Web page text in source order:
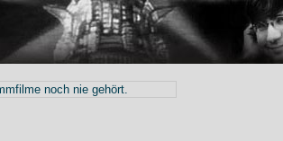
noch nie gehört.